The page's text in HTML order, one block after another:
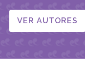
VER AUTORES